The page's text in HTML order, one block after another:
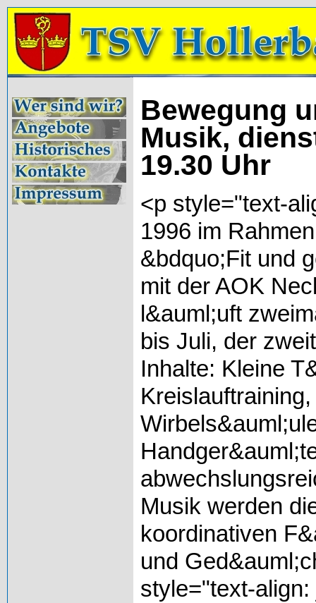
Bewegung
Musik,
19.30 Uhr
<p style="text-
1996 im
&bdquo;Fit und
mit der AOK
l&auml;uft
bis Juli, der
Inhalte: Kleine
Musik werden
koordinativen
und
style="text-